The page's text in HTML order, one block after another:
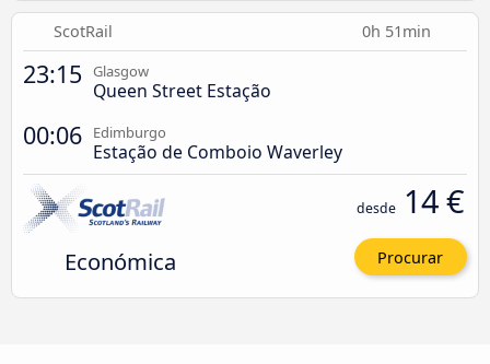
ScotRail 0h 51min
23:15 Glasgow
Queen Street Estação
00:06 Edimburgo
Estação de Comboio Waverley
Económica
desde 14 €
Procurar